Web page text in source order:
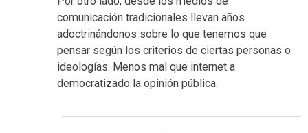
comunicación tradicionales llevan años
adoctrinándonos sobre lo que tenemos que
pensar según los criterios de ciertas personas o
ideologías. Menos mal que internet a
democratizado la opinión pública.